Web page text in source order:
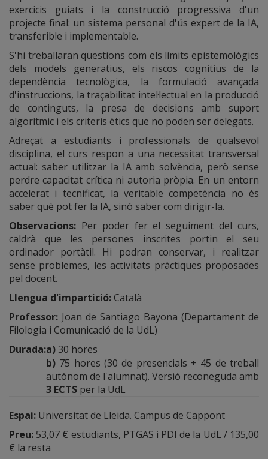
exercicis guiats i la construcció progressiva d'un
projecte final: un sistema personal d'ús expert de la IA,
transferible i implementable.
S'hi treballaran qüestions com els límits epistemològics
dels models generatius, els riscos cognitius de la
dependència tecnològica, la formulació avançada
d'instruccions, la traçabilitat intel·lectual en la producció
de continguts, la presa de decisions amb suport
algorítmic i els criteris ètics que no poden ser delegats.
Adreçat a estudiants i professionals de qualsevol
disciplina, el curs respon a una necessitat transversal
actual: saber utilitzar la IA amb solvència, però sense
perdre capacitat crítica ni autoria pròpia. En un entorn
accelerat i tecnificat, la veritable competència no és
saber què pot fer la IA, sinó saber com dirigir-la.
Observacions: Per poder fer el seguiment del curs,
caldrà que les persones inscrites portin el seu
ordinador portàtil. Hi podran conservar, i realitzar
sense problemes, les activitats pràctiques proposades
pel docent.
Llengua d'impartició:Català
Professor: Joan de Santiago Bayona (Departament de
Filologia i Comunicació de la UdL)
Durada:a)30 hores
b) 75 hores (30 de presencials + 45 de treball
autònom de l'alumnat). Versió reconeguda amb
3 ECTS per la UdL
Espai: Universitat de Lleida. Campus de Cappont
Preu: 53,07 € estudiants, PTGAS i PDI de la UdL / 135,00
€ la resta